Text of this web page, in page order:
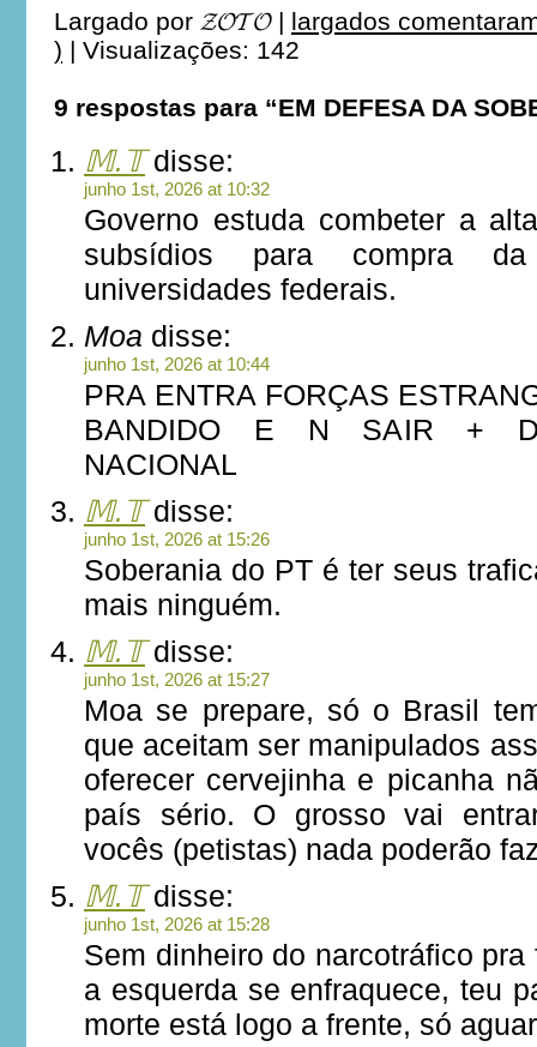
Largado por 𝓩𝓞𝓣𝓞| largados
) | Visualizações: 142
9 respostas para “EM DEFESA DA
𝕄.𝕋disse:
junho 1st, 2026 at 10:32
Governo estuda combeter a
subsídios para compra
universidades federais.
Moa disse:
junho 1st, 2026 at 10:44
PRA ENTRA FORÇAS
BANDIDO E N SAIR +
NACIONAL
𝕄.𝕋disse:
junho 1st, 2026 at 15:26
Soberania do PT é ter seus
mais ninguém.
𝕄.𝕋disse:
junho 1st, 2026 at 15:27
Moa se prepare, só o Brasil
que aceitam ser manipulados
oferecer cervejinha e picanha
país sério. O grosso vai
vocês (petistas) nada poderão
𝕄.𝕋disse:
junho 1st, 2026 at 15:28
Sem dinheiro do narcotráfico
a esquerda se enfraquece, teu
morte está logo a frente, só